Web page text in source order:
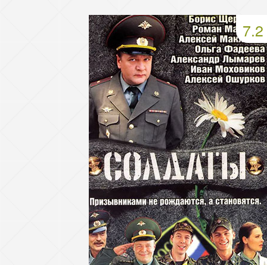
50 серия
51 серия
54 серия
55 серия
58 серия
59 серия
62 серия 63 серия
7.2